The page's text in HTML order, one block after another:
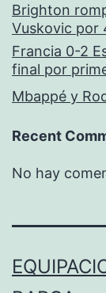
Brighton
Vuskovic por
Francia 0-2
final por
Mbappé y
Recent
No hay